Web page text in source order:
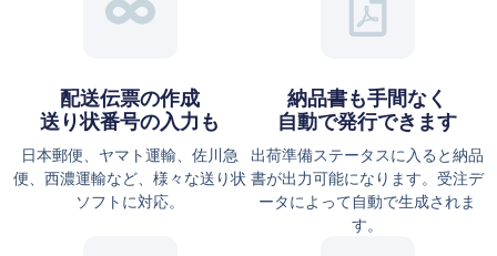
配送伝票の作成
送り状番号の入力も
日本郵便、ヤマト運輸、佐川急
便、西濃運輸など、様々な送り状
ソフトに対応。
納品書も手間なく
自動で発行できます
出荷準備ステータスに入ると納品
書が出力可能になります。受注デ
ータによって自動で生成されま
す。